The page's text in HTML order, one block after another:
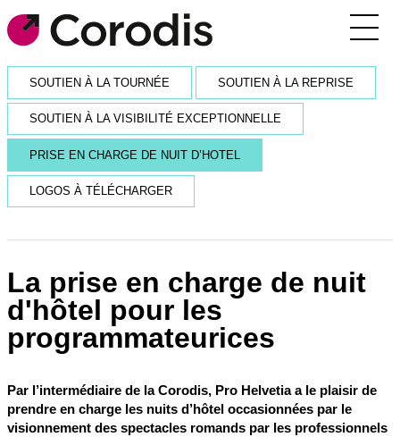
Agenda
Outils pratiques
Annuaire
Soutiens financiers
SE CONNECTER / S’INSCRIRE
RECEVOIR LA NEWSLETTER
SOUTIEN À LA TOURNÉE SOUTIEN À LA REPRISE
SOUTIEN À LA VISIBILITÉ EXCEPTIONNELLE
PRISE EN CHARGE DE NUIT D’HOTEL
LOGOS À TÉLÉCHARGER
La prise en charge de nuit
d'hôtel pour les
programmateurices
Par l’intermédiaire de la Corodis, Pro Helvetia a le plaisir de
prendre en charge les nuits d’hôtel occasionnées par le
visionnement des spectacles romands par les professionnels